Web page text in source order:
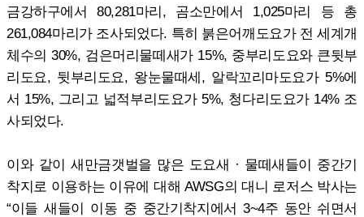
금강하구에서 80,281마리, 곰소만에서 1,025마리 등 총
261,084마리가 조사되었다. 특히 붉은어깨도요가 전 세계개
체수의 30%, 검은머리물떼새가 15%, 중부리도요와 큰뒷부
리도요, 뒷부리도요, 왕눈물때세, 알락꼬리마도요가 5%에
서 15%, 그리고 넓적부리도요가 5%, 청다리도요가 14% 조
사되었다.
이와 같이 새만금갯벌을 많은 도요새 · 물떼새들이 중간기
착지로 이용하는 이유에 대해 AWSG의 대니 로저스 박사는
“이들 새들이 이동 중 중간기착지에서 3~4주 동안 쉬면서